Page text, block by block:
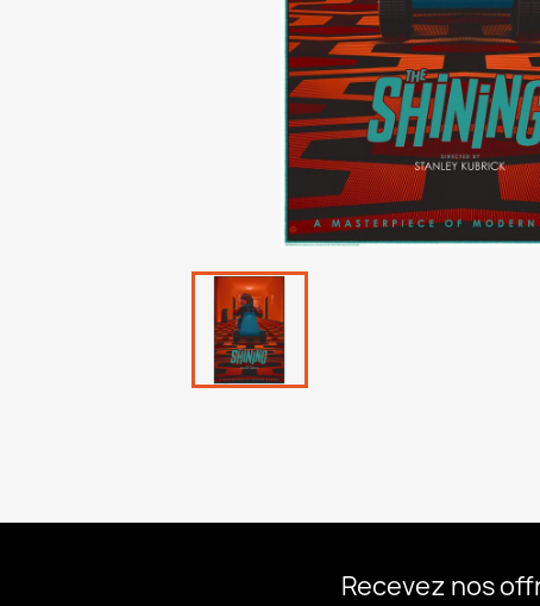
Recevez nos